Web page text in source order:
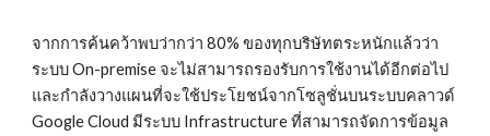
จากการค้นคว้าพบว่ากว่า 80% ของทุกบริษัทตระหนักแล้วว่า
ระบบ On-premise จะไม่สามารถรองรับการใช้งานได้อีกต่อไป
และกำลังวางแผนที่จะใช้ประโยชน์จากโซลูชั่นบนระบบคลาวด์
Google Cloud มีระบบ Infrastructure ที่สามารถจัดการข้อมูล